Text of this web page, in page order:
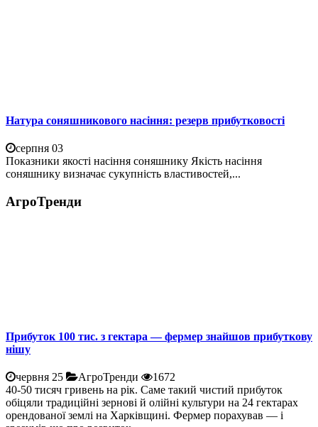
Натура соняшникового насіння: резерв прибутковості
серпня 03
Показники якості насіння соняшнику Якість насіння
соняшнику визначає сукупність властивостей,...
АгроТренди
Прибуток 100 тис. з гектара — фермер знайшов прибуткову
нішу
червня 25 АгроТренди
1672
40-50 тисяч гривень на рік. Саме такий чистий прибуток
обіцяли традиційні зернові й олійні культури на 24 гектарах
орендованої землі на Харківщині. Фермер порахував — і